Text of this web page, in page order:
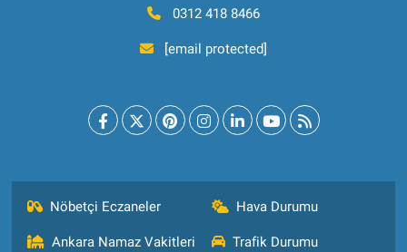
0312 418 8466
[email protected]
Nöbetçi Eczaneler Hava Durumu
Ankara Namaz Vakitleri Trafik Durumu